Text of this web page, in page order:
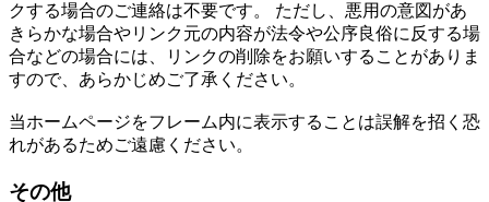
クする場合のご連絡は不要です。 ただし、悪用の意図があ
きらかな場合やリンク元の内容が法令や公序良俗に反する場
合などの場合には、リンクの削除をお願いすることがありま
すので、あらかじめご了承ください。
当ホームページをフレーム内に表示することは誤解を招く恐
れがあるためご遠慮ください。
その他